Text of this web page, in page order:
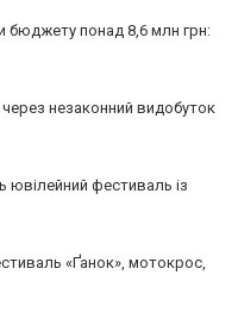
бюджету понад 8,6 млн грн:
незаконний видобуток
ювілейний фестиваль із
«Ґанок», мотокрос,